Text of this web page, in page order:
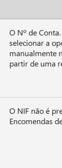
O Nº de
selecionar a
manualmente
partir de uma
O NIF não é
Encomendas